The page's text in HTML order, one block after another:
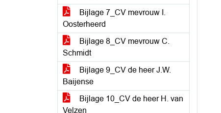
Bijlage 7_CV mevrouw I.
Oosterheerd
Bijlage 8_CV mevrouw C.
Schmidt
Bijlage 9_CV de heer J.W.
Baijense
Bijlage 10_CV de heer H. van
Velzen